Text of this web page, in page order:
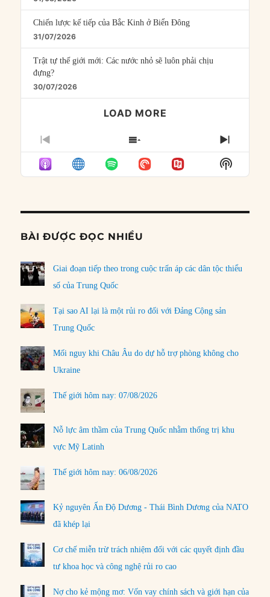
Chiến lược kế tiếp của Bắc Kinh ở Biển Đông
31/07/2026
Trật tự thế giới mới: Các nước nhỏ sẽ luôn phải chịu
đựng?
30/07/2026
LOAD MORE
PREVIOUS
EPISODE
SHOW
EPISODES
LIST
NEXT
Show
Podcast
BÀI ĐƯỢC ĐỌC NHIỀU
Giai đoạn tiếp theo trong cuộc trấn áp các dân tộc thiểu
số của Trung Quốc
Tại sao AI lại là một rủi ro đối với Đảng Cộng sản
Trung Quốc
Mối nguy khi Châu Âu do dự hỗ trợ phòng không cho
Ukraine
Thế giới hôm nay: 07/08/2026
Nỗ lực âm thầm của Trung Quốc nhằm thống trị khu
vực Mỹ Latinh
Thế giới hôm nay: 06/08/2026
Kỷ nguyên Ấn Độ Dương - Thái Bình Dương của NATO
đã khép lại
Cơ chế miễn trừ trách nhiệm đối với các quyết định đầu
tư khoa học và công nghệ rủi ro cao
Nợ cho kẻ mộng mơ: Vốn vay chính sách và giới hạn của